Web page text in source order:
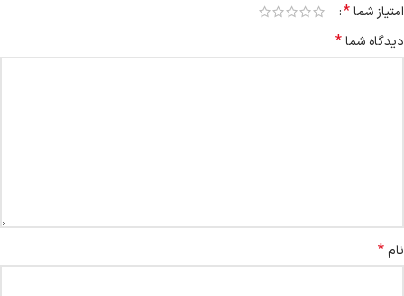
امتیاز شما*
دیدگاه شما*
نام*